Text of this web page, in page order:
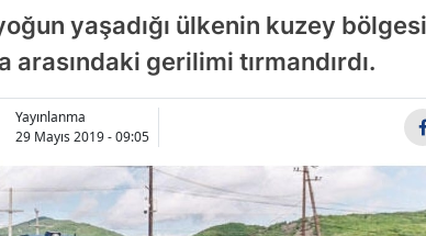
Ankara
Antalya
Artvin
Aydın
Balıkesir
yaşadığı ülkenin kuzey
gerilimi tırmandırdı.
Yayınlanma
29 Mayıs 2019 - 09:05